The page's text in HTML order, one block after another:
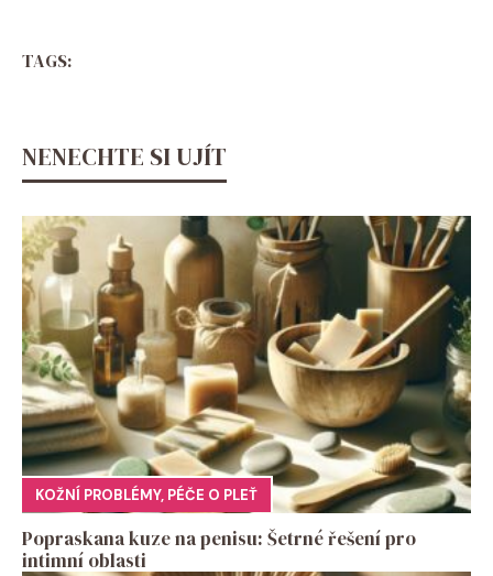
TAGS:
NENECHTE SI UJÍT
KOŽNÍ PROBLÉMY, PÉČE O PLEŤ
Popraskana kuze na penisu: Šetrné řešení pro
intimní oblasti